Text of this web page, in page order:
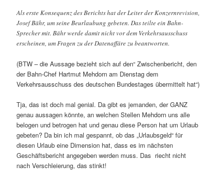
Als erste Konsequenz des Berichts hat der Leiter der Konzernrevision,
Josef Bähr, um seine Beurlaubung gebeten. Das teilte ein Bahn-
Sprecher mit. Bähr werde damit nicht vor dem Verkehrsausschuss
erscheinen, um Fragen zu der Datenaffäre zu beantworten.
(BTW – die Aussage bezieht sich auf den“ Zwischenbericht, den
der Bahn-Chef Hartmut Mehdorn am Dienstag dem
Verkehrsausschuss des deutschen Bundestages übermittelt hat“)
Tja, das ist doch mal genial. Da gibt es jemanden, der GANZ
genau aussagen könnte, an welchen Stellen Mehdorn uns alle
belogen und betrogen hat und genau diese Person hat um Urlaub
gebeten? Da bin ich mal gespannt, ob das „Urlaubsgeld“ für
diesen Urlaub eine Dimension hat, dass es im nächsten
Geschäftsbericht angegeben werden muss. Das riecht nicht
nach Verschleierung, das stinkt!